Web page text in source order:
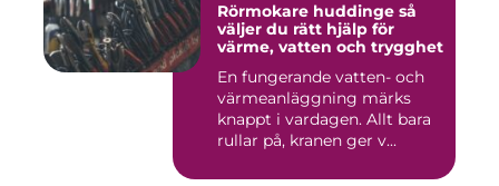
Rörmokare huddinge så
väljer du rätt hjälp för
värme, vatten och trygghet
En fungerande vatten- och
värmeanläggning märks
knappt i vardagen. Allt bara
rullar på, kranen ger v...